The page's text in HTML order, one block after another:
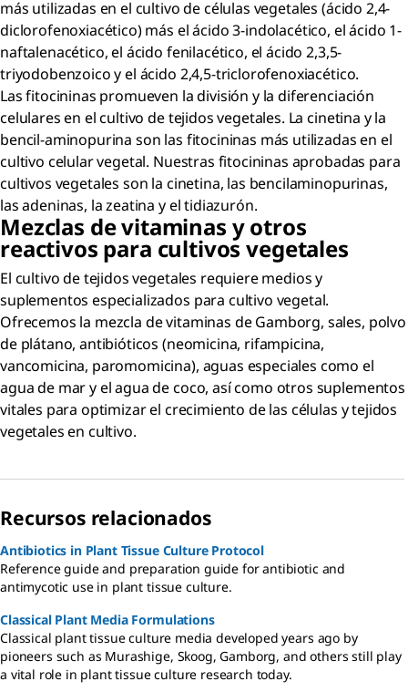
más utilizadas en el cultivo de células vegetales (ácido 2,4-
diclorofenoxiacético) más el ácido 3-indolacético, el ácido 1-
naftalenacético, el ácido fenilacético, el ácido 2,3,5-
triyodobenzoico y el ácido 2,4,5-triclorofenoxiacético.
Las fitocininas promueven la división y la diferenciación
celulares en el cultivo de tejidos vegetales. La cinetina y la
bencil-aminopurina son las fitocininas más utilizadas en el
cultivo celular vegetal. Nuestras fitocininas aprobadas para
cultivos vegetales son la cinetina, las bencilaminopurinas,
las adeninas, la zeatina y el tidiazurón.
Mezclas de vitaminas y otros
reactivos para cultivos vegetales
El cultivo de tejidos vegetales requiere medios y
suplementos especializados para cultivo vegetal.
Ofrecemos la mezcla de vitaminas de Gamborg, sales, polvo
de plátano, antibióticos (neomicina, rifampicina,
vancomicina, paromomicina), aguas especiales como el
agua de mar y el agua de coco, así como otros suplementos
vitales para optimizar el crecimiento de las células y tejidos
vegetales en cultivo.
Recursos relacionados
Antibiotics in Plant Tissue Culture Protocol
Reference guide and preparation guide for antibiotic and
antimycotic use in plant tissue culture.
Classical Plant Media Formulations
Classical plant tissue culture media developed years ago by
pioneers such as Murashige, Skoog, Gamborg, and others still play
a vital role in plant tissue culture research today.